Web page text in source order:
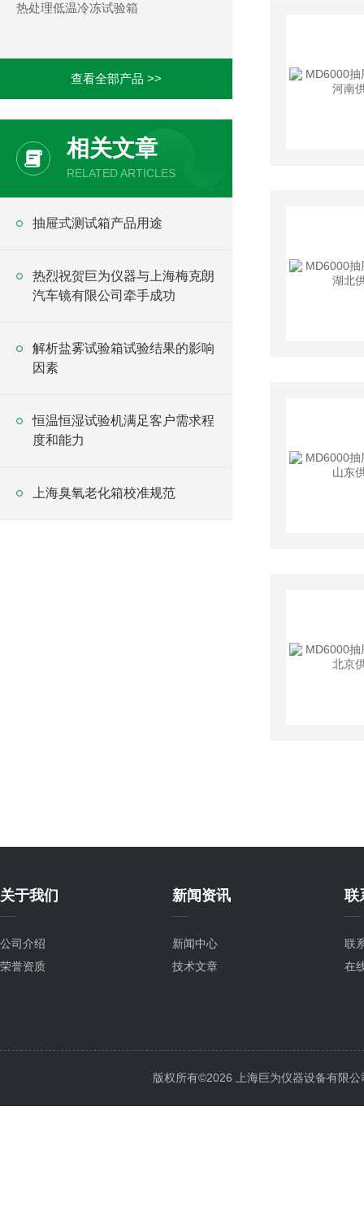
热处理低温冷冻试验箱
查看全部产品 >>
相关文章
RELATED ARTICLES
抽屉式测试箱产品用途
热烈祝贺巨为仪器与上海梅克朗
汽车镜有限公司牵手成功
解析盐雾试验箱试验结果的影响
因素
恒温恒湿试验机满足客户需求程
度和能力
上海臭氧老化箱校准规范
关于我们
公司介绍
荣誉资质
新闻资讯
新闻中心
技术文章
联
联
在
版权所有©2026 上海巨为仪器设备有限